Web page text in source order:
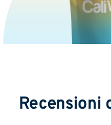
Recensioni